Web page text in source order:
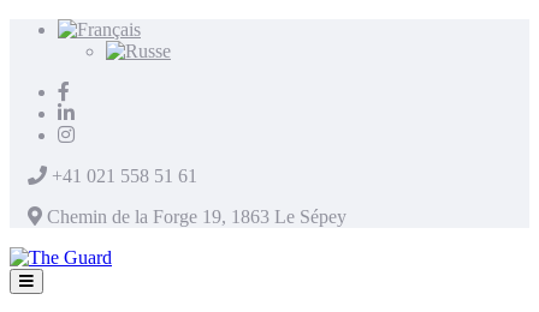
+41 021 558 51 61
Chemin de la Forge 19, 1863 Le Sépey